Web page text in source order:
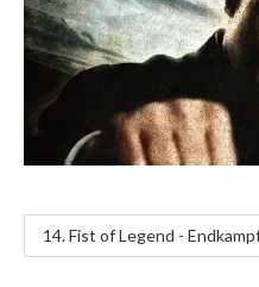
14. Fist of Legend -